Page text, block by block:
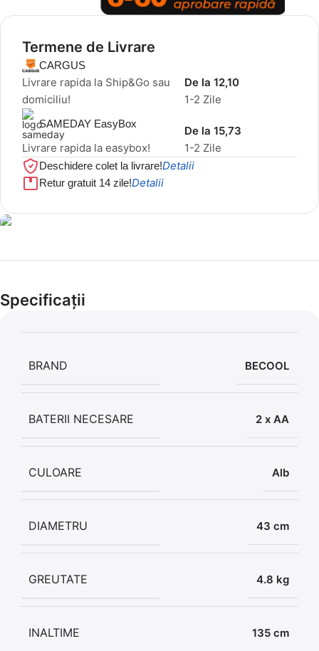
Termene de Livrare
CARGUS
Livrare rapida la Ship&Go sau
domiciliu!
1-2 Zile
De la 12,10
SAMEDAY EasyBox
Livrare rapida la easybox! 1-2 Zile
De la 15,73
Deschidere colet la livrare!Detalii
Retur gratuit 14 zile!Detalii
Cel mai mic preț!
56,86 LEI
Specificații
BRAND BECOOL
BATERII NECESARE 2 x AA
CULOARE Alb
DIAMETRU 43 cm
GREUTATE 4.8 kg
INALTIME 135 cm